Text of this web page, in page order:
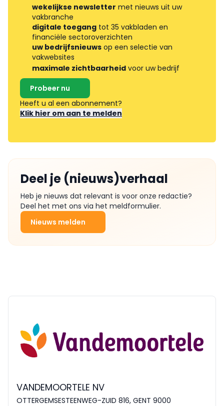
wekelijkse newsletter met nieuws uit uw
vakbranche
digitale toegang tot 35 vakbladen en
financiële sectoroverzichten
uw bedrijfsnieuws op een selectie van
vakwebsites
maximale zichtbaarheid voor uw bedrijf
Probeer nu
Heeft u al een abonnement?
Klik hier om aan te melden
Deel je (nieuws)verhaal
Heb je nieuws dat relevant is voor onze redactie?
Deel het met ons via het meldformulier.
Nieuws melden
VANDEMOORTELE NV
OTTERGEMSESTEENWEG-ZUID 816, GENT 9000